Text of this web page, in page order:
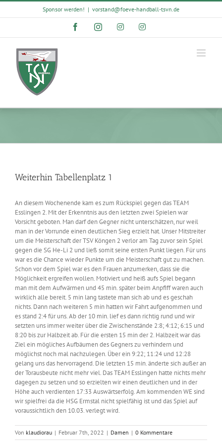
Skip
Sponsor werden! | vorstand@foeve-handball-tsvn.de
FacebookInstagramInstagramInstagram
Weiterhin Tabellenplatz 1
An diesem Wochenende kam es zum Rückspiel gegen das TEAM
Esslingen 2. Mit der Erkenntnis aus den letzten zwei Spielen war
Vorsicht geboten. Man darf den Gegner nicht unterschätzen, nur weil
man in der Vorrunde einen deutlichen Sieg erzielt hat. Unser Mitstreiter
um die Meisterschaft der TSV Köngen 2 verlor am Tag zuvor sein Spiel
gegen die SG He-Li 2 und ließ somit seine ersten Punkt liegen. Für uns
war es die Chance wieder Punkte um die Meisterschaft gut zu machen.
Schon vor dem Spiel war es den Frauen anzumerken, dass sie die
Möglichkeit ergreifen wollen. Motiviert und heiß aufs Spiel begann
man mit dem Aufwärmen und 45 min. später beim Anpfiff waren auch
wirklich alle bereit. 5 min lang tastete man sich ab und es geschah
nichts. Dann nach weiteren 5 min hatten wir Fahrt aufgenommen und
es stand 2:4 für uns. Ab der 10 min. lief es dann richtig rund und wir
setzten uns immer weiter über die Zwischenstände 2:8; 4:12; 6:15 und
8:20 bis zur Halbzeit ab. Für die ersten 15 min der 2. Halbzeit war das
Ziel ein mögliches Aufbäumen des Gegners zu verhindern und
möglichst noch mal nachzulegen. Über ein 9:22; 11:24 und 12:28
gelang uns das hervorragend. Die letzten 15 min. änderte sich außer an
der Torausbeute nicht mehr viel. Das TEAM Esslingen hatte nichts mehr
dagegen zu setzen und so erzielten wir einen deutlichen und in der
Höhe auch verdienten 17:33 Auswärtserfolg. Am kommenden WE sind
wir spielfrei da die HSG Ermstal nicht spielfähig ist und das Spiel auf
voraussichtlich den 10.03. verlegt wird.
Von klaudiorau | Februar 7th, 2022 | Damen | 0 Kommentare